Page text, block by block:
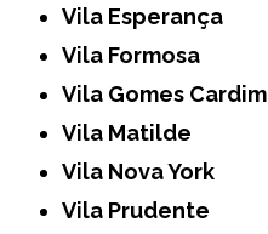
Vila Esperança
Vila Formosa
Vila Gomes Cardim
Vila Matilde
Vila Nova York
Vila Prudente